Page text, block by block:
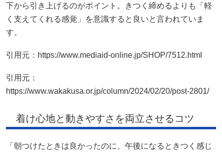
下から引き上げるのがポイント。きつく締めるよりも「軽
く支えてくれる感覚」を意識すると良いと言われていま
す。
引用元：https://www.mediaid-online.jp/SHOP/7512.html
引用元：
https://www.wakakusa.or.jp/column/2024/02/20/post-2801/
着け心地と動きやすさを両立させるコツ
「朝つけたときは良かったのに、午後になるときつく感じ